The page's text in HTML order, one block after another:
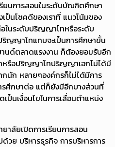
ยนการสอนในระดับบัณฑิตศึกษา
ป็นโชคดีของเราที่ แนวโน้มของ
นระดับปริญญาโทหรือระดับ
ญญาโทแทบจะเป็นการศึกษาขั้น
ด์ตลาดแรงงาน ก็ต้องยอมรับอีก
หรือปริญญาโทปริญญาเอกไม่ได้มี
กนัก หลายๆองค์กรก็ไม่ได้มีการ
ศึกษาต่อ แต่ก็ยังมีอีกบางส่วนที่
ป็นเงื่อนไขในการเลื่อนตำแหน่ง
าลัยเปิดการเรียนการสอน
วย บริหารธุรกิจ การบริหารการ